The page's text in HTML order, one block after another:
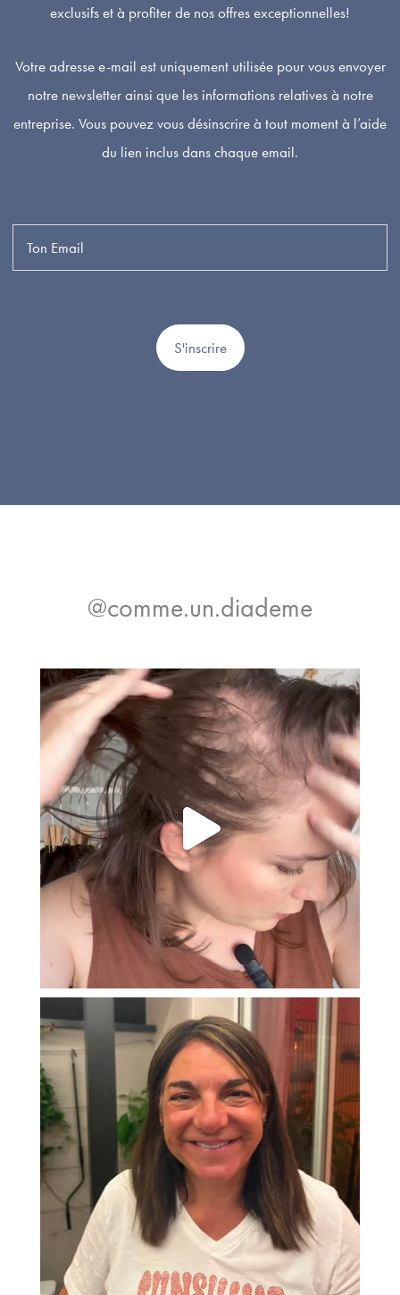
exclusifs et à profiter de nos offres exceptionnelles!
Votre adresse e-mail est uniquement utilisée pour vous envoyer
notre newsletter ainsi que les informations relatives à notre
entreprise. Vous pouvez vous désinscrire à tout moment à l’aide
du lien inclus dans chaque email.
S'inscrire
@comme.un.diademe